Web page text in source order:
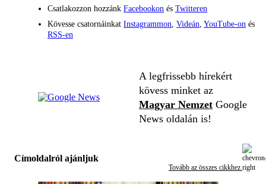
Csatlakozzon hozzánk Facebookon és Twitteren
Kövesse csatornáinkat Instagrammon, Videán, YouTube-on és
RSS-en
A legfrissebb hírekért
kövess minket az
Magyar Nemzet Google
News oldalán is!
Címoldalról ajánljuk
Tovább az összes cikkhez